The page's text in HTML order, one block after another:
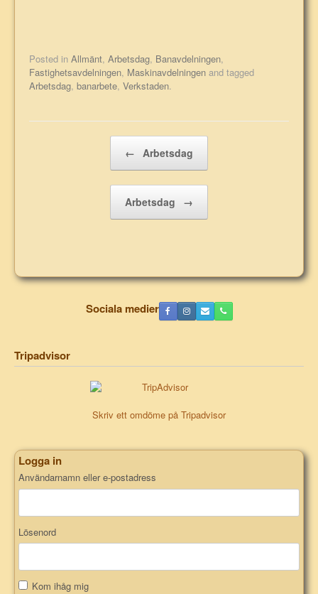
Posted in Allmänt, Arbetsdag, Banavdelningen,
Fastighetsavdelningen, Maskinavdelningen and tagged
Arbetsdag, banarbete, Verkstaden.
← Arbetsdag
Arbetsdag →
Sociala medier
Tripadvisor
Skriv ett omdöme på Tripadvisor
Logga in
Användarnamn eller e-postadress
Lösenord
Kom ihåg mig